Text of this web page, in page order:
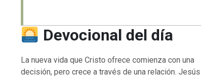
Devocional del día
La nueva vida que Cristo ofrece comienza con una
decisión, pero crece a través de una relación. Jesús